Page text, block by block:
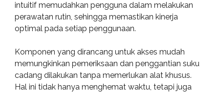
intuitif memudahkan pengguna dalam melakukan
perawatan rutin, sehingga memastikan kinerja
optimal pada setiap penggunaan.
Komponen yang dirancang untuk akses mudah
memungkinkan pemeriksaan dan penggantian suku
cadang dilakukan tanpa memerlukan alat khusus.
Hal ini tidak hanya menghemat waktu, tetapi juga